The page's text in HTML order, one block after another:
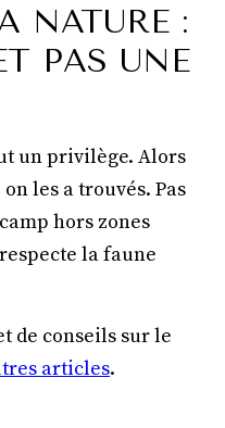
NATURE :
PAS UNE
un privilège. Alors
les a trouvés. Pas
hors zones
la faune
de conseils sur le
articles.